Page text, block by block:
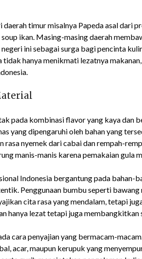
timur misalnya Papeda asal dari
ikan. Masing-masing daerah
ini sebagai surga bagi pencinta
hanya menikmati lezatnya
pada kombinasi flavor yang kaya dan
yang dipengaruhi oleh bahan yang
rasa nyemek dari cabai dan rempah-
manis-manis karena pemakaian gula
Indonesia bergantung pada bahan-
Penggunaan bumbu seperti
cita rasa yang mendalam, tetapi
hanya lezat tetapi juga membangkitkan
cara penyajian yang bermacam-
acar, maupun kerupuk yang